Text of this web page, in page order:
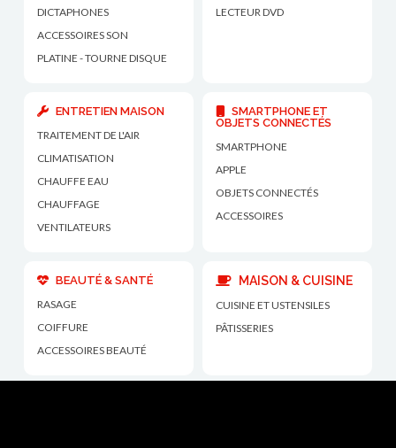
DICTAPHONES
ACCESSOIRES SON
PLATINE - TOURNE DISQUE
LECTEUR DVD
ENTRETIEN MAISON
TRAITEMENT DE L'AIR
CLIMATISATION
CHAUFFE EAU
CHAUFFAGE
VENTILATEURS
SMARTPHONE ET
OBJETS CONNECTÉS
SMARTPHONE
APPLE
OBJETS CONNECTÉS
ACCESSOIRES
BEAUTÉ & SANTÉ
RASAGE
COIFFURE
ACCESSOIRES BEAUTÉ
MAISON & CUISINE
CUISINE ET USTENSILES
PÂTISSERIES